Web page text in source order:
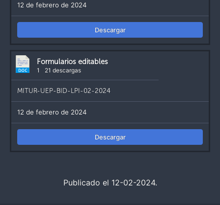
12 de febrero de 2024
Descargar
Formularios editables
1 21 descargas
MITUR-UEP-BID-LPI-02-2024
12 de febrero de 2024
Descargar
Publicado el 12-02-2024.